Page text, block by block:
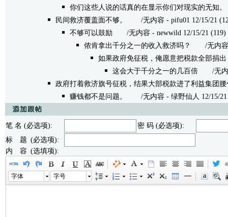
你们这些人说的话真的在显示你们对现实的无知。
民间救济覆盖面不够。
/无内容 - pifu01 12/15/21
不够可以鼓励 /无内容 - newwild 12/15/21 (119)
侬肯拿出千分之一的收入救济吗？
/无内容 -
如果政府免征税，俺愿意把税款全部捐出
这会大于千分之一的几百倍 /无内
政府打着救济旗号征税，结果大部税款进了利益集团腰
赚钱都不是问题。
/无内容 - 绿野仙人 12/15/21
笔 名 (必选项):
密 码 (必选项):
标 题 (必选项):
内 容 (选填项):
字体 字号